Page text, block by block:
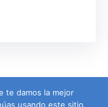
te damos la mejor
usando este sitio,